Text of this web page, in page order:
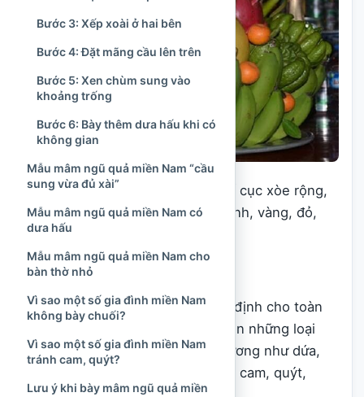
Mâm quả miền Bắc thường có bố cục xòe rộng,
nhiều tầng, phối hợp các màu xanh, vàng, đỏ,
trắng sáng và màu sẫm.
Mâm ngũ quả miền Trung
Không có một tổ hợp trái cây cố định cho toàn
miền Trung. Gia đình thường chọn những loại
quả tươi ngon, sẵn có tại địa phương như dứa,
thanh long, dưa hấu, chuối, bưởi, cam, quýt,
Bước 3: Xếp xoài ở hai bên
Bước 4: Đặt mãng cầu lên trên
Bước 5: Xen chùm sung vào
khoảng trống
Bước 6: Bày thêm dưa hấu khi có
không gian
Mẫu mâm ngũ quả miền Nam “cầu
sung vừa đủ xài”
Mẫu mâm ngũ quả miền Nam có
dưa hấu
Mẫu mâm ngũ quả miền Nam cho
bàn thờ nhỏ
Vì sao một số gia đình miền Nam
không bày chuối?
Vì sao một số gia đình miền Nam
tránh cam, quýt?
Lưu ý khi bày mâm ngũ quả miền